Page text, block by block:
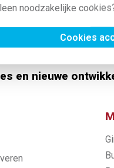
noodzakelijke
Cookies
2006 Gratis
en nieuwe